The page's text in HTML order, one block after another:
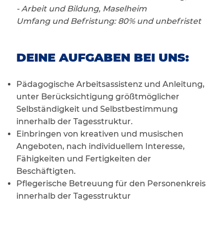
- Arbeit und Bildung, Maselheim
Umfang und Befristung: 80% und unbefristet
DEINE AUFGABEN BEI UNS:
Pädagogische Arbeitsassistenz und Anleitung,
unter Berücksichtigung größtmöglicher
Selbständigkeit und Selbstbestimmung
innerhalb der Tagesstruktur.
Einbringen von kreativen und musischen
Angeboten, nach individuellem Interesse,
Fähigkeiten und Fertigkeiten der
Beschäftigten.
Pflegerische Betreuung für den Personenkreis
innerhalb der Tagesstruktur